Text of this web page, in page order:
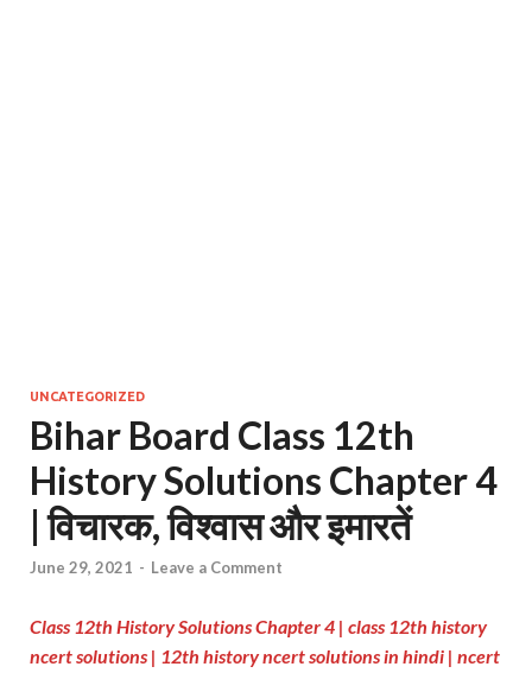
UNCATEGORIZED
Bihar Board Class 12th
History Solutions Chapter 4
| विचारक, विश्वास और इमारतें
June 29, 2021 - Leave a Comment
Class 12th History Solutions Chapter 4 | class 12th history
ncert solutions | 12th history ncert solutions in hindi | ncert